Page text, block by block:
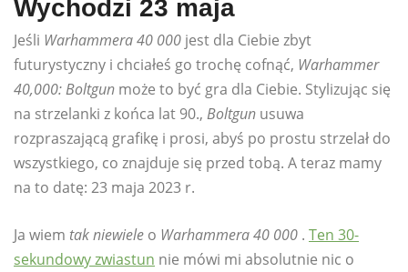
Wychodzi 23 maja
Jeśli Warhammera 40 000 jest dla Ciebie zbyt
futurystyczny i chciałeś go trochę cofnąć, Warhammer
40,000: Boltgun może to być gra dla Ciebie. Stylizując się
na strzelanki z końca lat 90., Boltgun usuwa
rozpraszającą grafikę i prosi, abyś po prostu strzelał do
wszystkiego, co znajduje się przed tobą. A teraz mamy
na to datę: 23 maja 2023 r.
Ja wiem tak niewiele o Warhammera 40 000 . Ten 30-
sekundowy zwiastun nie mówi mi absolutnie nic o